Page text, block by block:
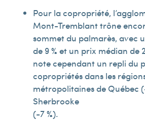
Pour la copropriété,
Mont-Tremblant trône
sommet du palmarès, avec
de 9 % et un prix médian de
note cependant un repli du
copropriétés dans les
métropolitaines de Québec
Sherbrooke
(-7 %).